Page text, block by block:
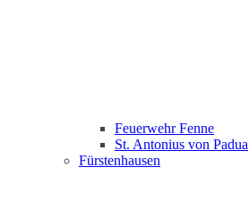
Feuerwehr Fenne
St. Antonius von Padua
Fürstenhausen